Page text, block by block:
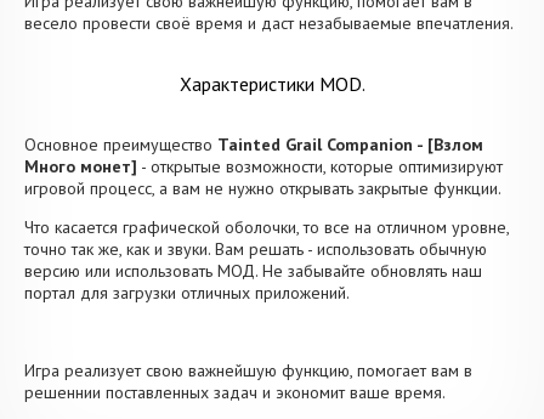
весело провести своё время и даст незабываемые впечатления.
Характеристики MOD.
Основное преимущество Tainted Grail Companion - [Взлом
Много монет] - открытые возможности, которые оптимизируют
игровой процесс, а вам не нужно открывать закрытые функции.
Что касается графической оболочки, то все на отличном уровне,
точно так же, как и звуки. Вам решать - использовать обычную
версию или использовать МОД. Не забывайте обновлять наш
портал для загрузки отличных приложений.
Игра реализует свою важнейшую функцию, помогает вам в
решеннии поставленных задач и экономит ваше время.